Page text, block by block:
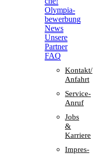
Olym­pia­
be­wer­bung
News
Unsere
Part­ner
FAQ
Kontakt/​​
Anfahrt
Service-
Anruf
Jobs
&
Karriere
Impres­